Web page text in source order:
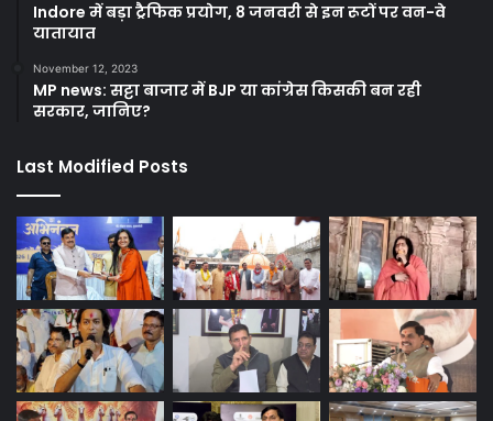
Indore में बड़ा ट्रैफिक प्रयोग, 8 जनवरी से इन रूटों पर वन-वे
यातायात
November 12, 2023
MP news: सट्टा बाजार में BJP या कांग्रेस किसकी बन रही
सरकार, जानिए?
Last Modified Posts